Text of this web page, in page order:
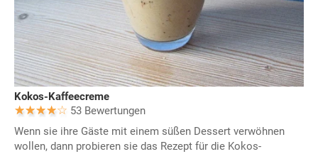
Kokos-Kaffeecreme
53 Bewertungen
Wenn sie ihre Gäste mit einem süßen Dessert verwöhnen
wollen, dann probieren sie das Rezept für die Kokos-